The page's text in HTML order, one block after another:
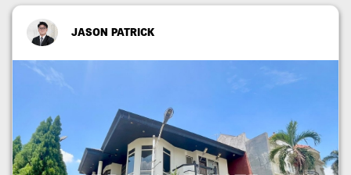
JASON PATRICK